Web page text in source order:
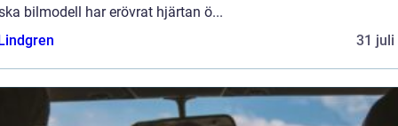
bilmodell har erövrat hjärtan ö...
31 juli